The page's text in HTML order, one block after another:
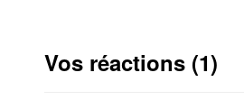
Vos réactions (1)